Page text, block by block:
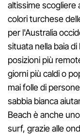
altissime scogliere
colori turchese
per l'Australia
situata nella baia
posizioni più
giorni più caldi o
mai folle di
sabbia bianca
Beach è anche
surf, grazie alle